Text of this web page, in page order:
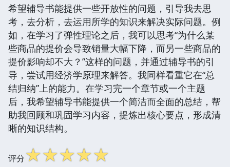
希望辅导书能提供一些开放性的问题，引导我去思
考，去分析，去运用所学的知识来解决实际问题。例
如，在学习了弹性理论之后，我可以思考“为什么某
些商品的提价会导致销量大幅下降，而另一些商品的
提价影响却不大？”这样的问题，并通过辅导书的引
导，尝试用经济学原理来解答。我同样看重它在“总
结归纳”上的能力。在学习完一个章节或一个主题
后，我希望辅导书能提供一个简洁而全面的总结，帮
助我回顾和巩固学习内容，提炼出核心要点，形成清
晰的知识结构。
评分☆☆☆☆☆